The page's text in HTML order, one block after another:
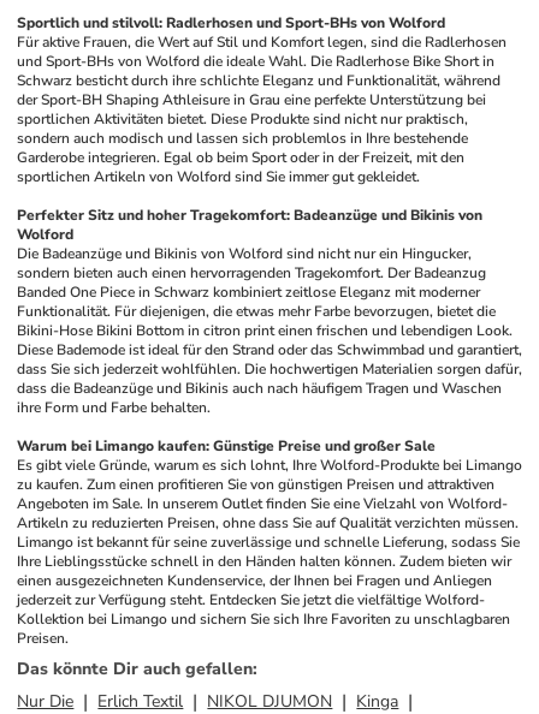
Sportlich und stilvoll: Radlerhosen und Sport-BHs von Wolford
Für aktive Frauen, die Wert auf Stil und Komfort legen, sind die Radlerhosen
und Sport-BHs von Wolford die ideale Wahl. Die Radlerhose Bike Short in
Schwarz besticht durch ihre schlichte Eleganz und Funktionalität, während
der Sport-BH Shaping Athleisure in Grau eine perfekte Unterstützung bei
sportlichen Aktivitäten bietet. Diese Produkte sind nicht nur praktisch,
sondern auch modisch und lassen sich problemlos in Ihre bestehende
Garderobe integrieren. Egal ob beim Sport oder in der Freizeit, mit den
sportlichen Artikeln von Wolford sind Sie immer gut gekleidet.
Perfekter Sitz und hoher Tragekomfort: Badeanzüge und Bikinis von
Wolford
Die Badeanzüge und Bikinis von Wolford sind nicht nur ein Hingucker,
sondern bieten auch einen hervorragenden Tragekomfort. Der Badeanzug
Banded One Piece in Schwarz kombiniert zeitlose Eleganz mit moderner
Funktionalität. Für diejenigen, die etwas mehr Farbe bevorzugen, bietet die
Bikini-Hose Bikini Bottom in citron print einen frischen und lebendigen Look.
Diese Bademode ist ideal für den Strand oder das Schwimmbad und garantiert,
dass Sie sich jederzeit wohlfühlen. Die hochwertigen Materialien sorgen dafür,
dass die Badeanzüge und Bikinis auch nach häufigem Tragen und Waschen
ihre Form und Farbe behalten.
Warum bei Limango kaufen: Günstige Preise und großer Sale
Es gibt viele Gründe, warum es sich lohnt, Ihre Wolford-Produkte bei Limango
zu kaufen. Zum einen profitieren Sie von günstigen Preisen und attraktiven
Angeboten im Sale. In unserem Outlet finden Sie eine Vielzahl von Wolford-
Artikeln zu reduzierten Preisen, ohne dass Sie auf Qualität verzichten müssen.
Limango ist bekannt für seine zuverlässige und schnelle Lieferung, sodass Sie
Ihre Lieblingsstücke schnell in den Händen halten können. Zudem bieten wir
einen ausgezeichneten Kundenservice, der Ihnen bei Fragen und Anliegen
jederzeit zur Verfügung steht. Entdecken Sie jetzt die vielfältige Wolford-
Kollektion bei Limango und sichern Sie sich Ihre Favoriten zu unschlagbaren
Preisen.
Das könnte Dir auch gefallen:
Nur Die
Erlich Textil NIKOL DJUMON
Kinga